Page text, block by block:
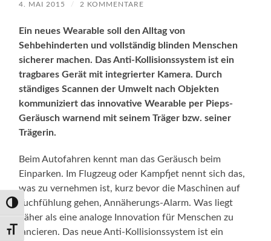
Umschalten auf hohe Kontraste
Schrift vergrößern
4. MAI 2015 / 2 KOMMENTARE
Ein neues Wearable soll den Alltag von
Sehbehinderten und vollständig blinden Menschen
sicherer machen. Das Anti-Kollisionssystem ist ein
tragbares Gerät mit integrierter Kamera. Durch
ständiges Scannen der Umwelt nach Objekten
kommuniziert das innovative Wearable per Pieps-
Geräusch warnend mit seinem Träger bzw. seiner
Trägerin.
Beim Autofahren kennt man das Geräusch beim
Einparken. Im Flugzeug oder Kampfjet nennt sich das,
was zu vernehmen ist, kurz bevor die Maschinen auf
Tuchfühlung gehen, Annäherungs-Alarm. Was liegt
näher als eine analoge Innovation für Menschen zu
lancieren. Das neue Anti-Kollisionssystem ist ein